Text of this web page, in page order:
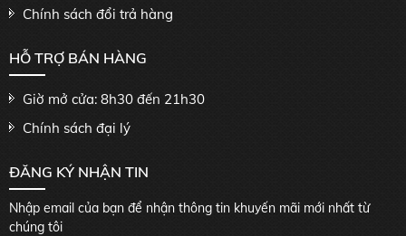
Chính sách đổi trả hàng
HỖ TRỢ BÁN HÀNG
Giờ mở cửa: 8h30 đến 21h30
Chính sách đại lý
ĐĂNG KÝ NHẬN TIN
Nhập email của bạn để nhận thông tin khuyến mãi mới nhất từ
chúng tôi